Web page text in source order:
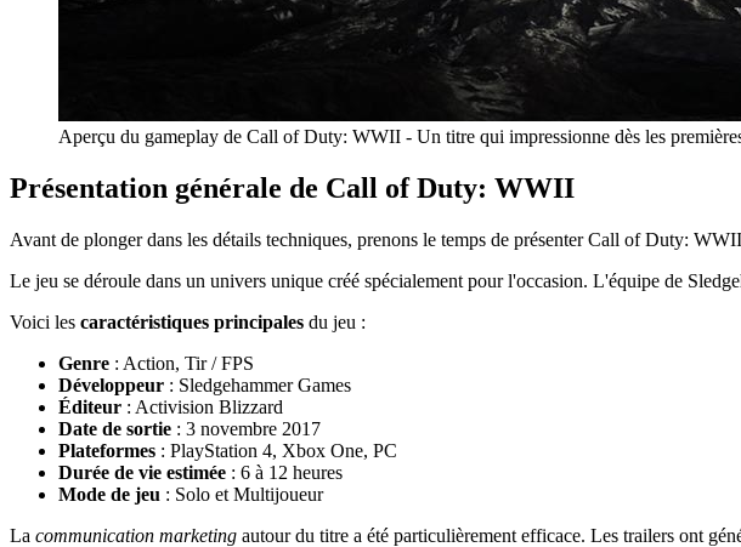
Aperçu du gameplay de Call of Duty: WWII - Un titre qui impressionne dès les
Présentation générale de Call of Duty: WWII
Avant de plonger dans les détails techniques, prenons le temps de présenter Call of Duty:
Le jeu se déroule dans un univers unique créé spécialement pour l'occasion. L'équipe de
Voici les caractéristiques principales du jeu :
Genre : Action, Tir / FPS
Développeur : Sledgehammer Games
Éditeur : Activision Blizzard
Date de sortie : 3 novembre 2017
Plateformes : PlayStation 4, Xbox One, PC
Durée de vie estimée : 6 à 12 heures
Mode de jeu : Solo et Multijoueur
La communication marketing autour du titre a été particulièrement efficace. Les trailers ont